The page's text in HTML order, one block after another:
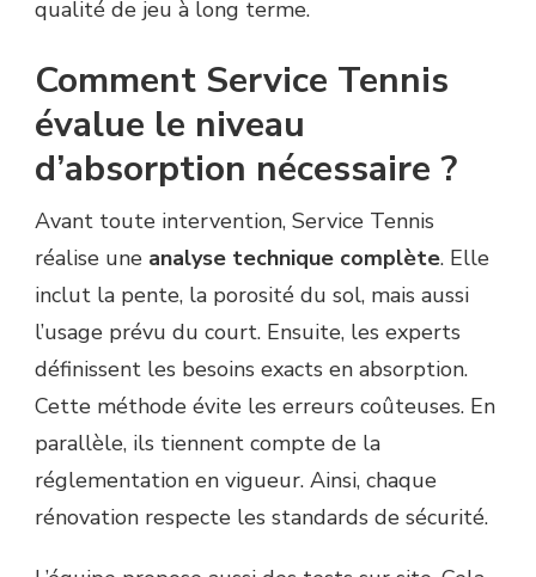
qualité de jeu à long terme.
Comment Service Tennis
évalue le niveau
d’absorption nécessaire ?
Avant toute intervention, Service Tennis
réalise une analyse technique complète. Elle
inclut la pente, la porosité du sol, mais aussi
l’usage prévu du court. Ensuite, les experts
définissent les besoins exacts en absorption.
Cette méthode évite les erreurs coûteuses. En
parallèle, ils tiennent compte de la
réglementation en vigueur. Ainsi, chaque
rénovation respecte les standards de sécurité.